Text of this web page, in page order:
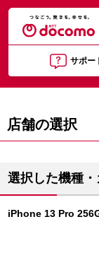
サポー
店舗の選択
選択した機種
iPhone 13 Pro